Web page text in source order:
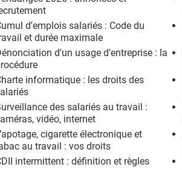
d'emplois salariés : Code du
et durée maximale
d'un usage d'entreprise : la
informatique : les droits des
des salariés au travail :
vidéo, internet
cigarette électronique et
au travail : vos droits
intermittent : définition et règles